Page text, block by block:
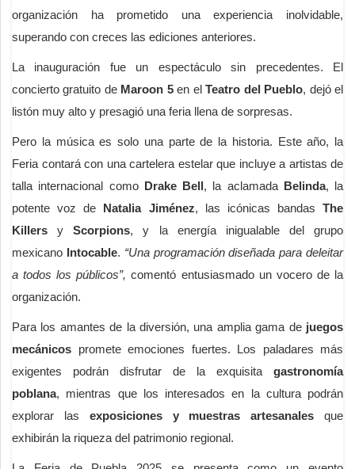
organización ha prometido una experiencia inolvidable,
superando con creces las ediciones anteriores.
La inauguración fue un espectáculo sin precedentes. El
concierto gratuito de Maroon 5en elTeatro del Pueblo, dejó el
listón muy alto y presagió una feria llena de sorpresas.
Pero la música es solo una parte de la historia. Este año, la
Feria contará con una cartelera estelar que incluye a artistas de
talla internacional como Drake Bell, la aclamada Belinda, la
potente voz de Natalia Jiménez, las icónicas bandas The
Killers yScorpions, y la energía inigualable del grupo
mexicano Intocable. “Una programación diseñada para deleitar
a todos los públicos”, comentó entusiasmado un vocero de la
organización.
Para los amantes de la diversión, una amplia gama de juegos
mecánicos promete emociones fuertes. Los paladares más
exigentes podrán disfrutar de la exquisita gastronomía
poblana, mientras que los interesados en la cultura podrán
explorar las exposiciones y muestras artesanales que
exhibirán la riqueza del patrimonio regional.